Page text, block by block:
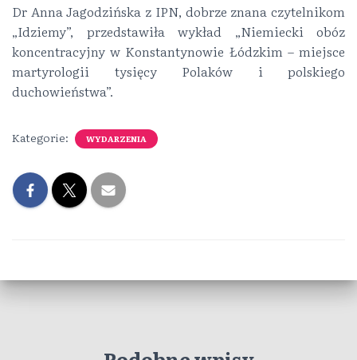
Dr Anna Jagodzińska z IPN, dobrze znana czytelnikom
„Idziemy”, przedstawiła wykład „Niemiecki obóz
koncentracyjny w Konstantynowie Łódzkim – miejsce
martyrologii tysięcy Polaków i polskiego
duchowieństwa”.
Kategorie: WYDARZENIA